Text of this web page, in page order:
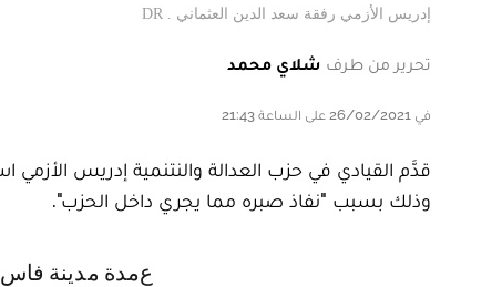
إدريس الأزمي رفقة سعد الدين العثماني . DR
تحرير من طرف شلاي محمد
في 26/02/2021 على الساعة 21:43
قدَّم القيادي في حزب العدالة والنتنمية إدريس الأزمي
وذلك بسبب "نفاذ صبره مما يجري داخل الحزب".
عمدة مدينة فاس كشف في رسالة استقالة من أربع صفحات عن "عدم رضاه" عن